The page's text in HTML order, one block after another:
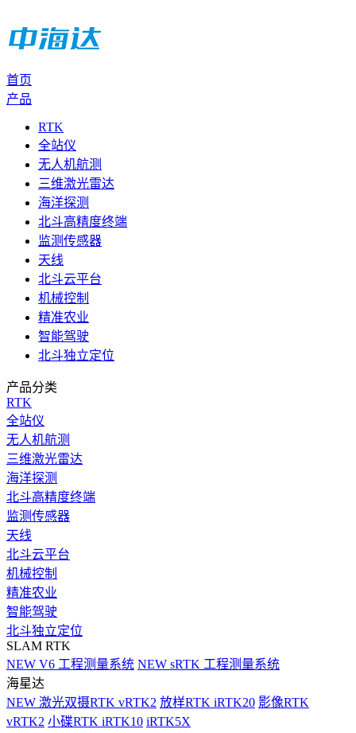
首页
产品
RTK
全站仪
无人机航测
三维激光雷达
海洋探测
北斗高精度终端
监测传感器
天线
北斗云平台
机械控制
精准农业
智能驾驶
北斗独立定位
产品分类
RTK
全站仪
无人机航测
三维激光雷达
海洋探测
北斗高精度终端
监测传感器
天线
北斗云平台
机械控制
精准农业
智能驾驶
北斗独立定位
SLAM RTK
NEW V6 工程测量系统 NEW sRTK 工程测量系统
海星达
NEW 激光双摄RTK vRTK2 放样RTK iRTK20 影像RTK
vRTK2 小碟RTK iRTK10 iRTK5X